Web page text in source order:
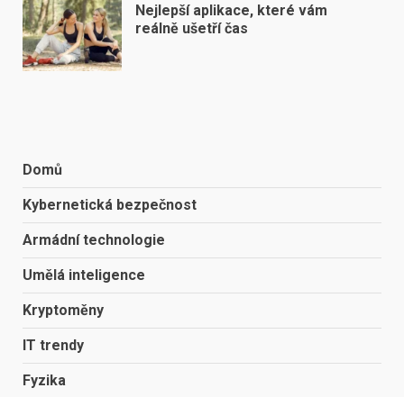
Nejlepší aplikace, které vám
reálně ušetří čas
Domů
Kybernetická bezpečnost
Armádní technologie
Umělá inteligence
Kryptoměny
IT trendy
Fyzika